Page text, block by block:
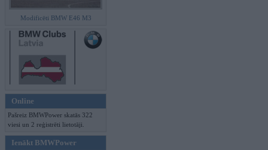
Modificēti BMW E46 M3
Online
Pašreiz BMWPower skatās 322
viesi un 2 reģistrēti lietotāji.
Ienākt BMWPower